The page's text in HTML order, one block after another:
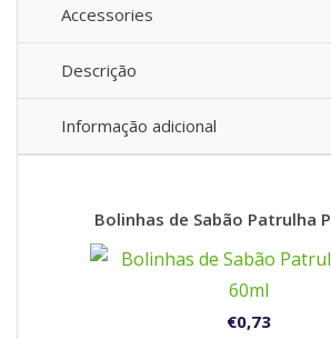
Accessories
Descrição
Informação adicional
€0,73
Bolinhas de Sabão Patrulha